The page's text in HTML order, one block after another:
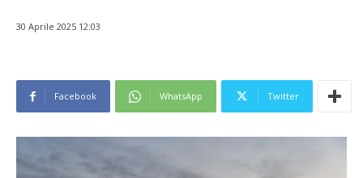
30 Aprile 2025 12:03
Facebook WhatsApp Twitter